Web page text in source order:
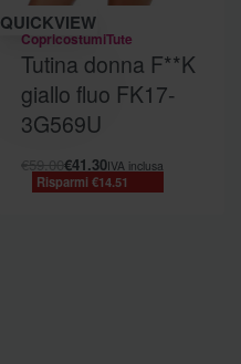
Risparmi €14.51
QUICKVIEW
CopricostumiTute
Tutina donna F**K
giallo fluo FK17-
3G569U
€41.30IVA inclusa
Risparmi €14.51